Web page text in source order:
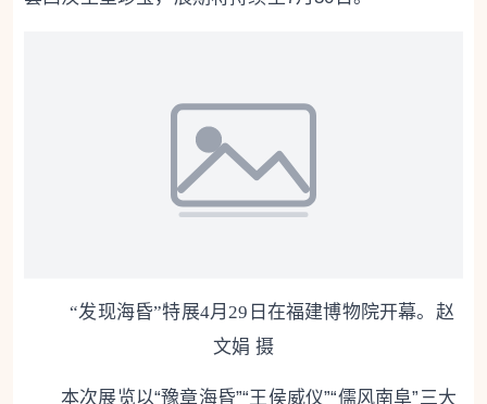
“发现海昏”特展4月29日在福建博物院开幕。赵
文娟 摄
本次展览以“豫章海昏”“王侯威仪”“儒风南阜”三大